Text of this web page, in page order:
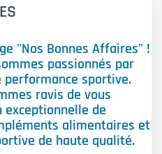
"Nos Bonnes Affaires" !
passionnés par
sportive.
ravis de vous
de
alimentaires et
de haute qualité.